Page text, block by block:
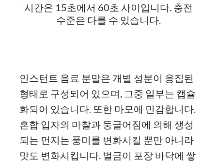
시간은 15초에서 60초 사이입니다. 충전
수준은 다를 수 있습니다.
인스턴트 음료 분말은 개별 성분이 응집된
형태로 구성되어 있으며, 그중 일부는 캡슐
화되어 있습니다. 또한 마모에 민감합니다.
혼합 입자의 마찰과 둥글어짐에 의해 생성
되는 먼지는 풍미를 변화시킬 뿐만 아니라
맛도 변화시킵니다. 벌금이 포장 바닥에 쌓